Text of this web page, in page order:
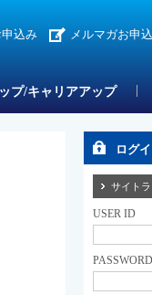
込み メルマガお申
プ/キャリアアップ
ログ
サイト
USER ID
PASSWORD